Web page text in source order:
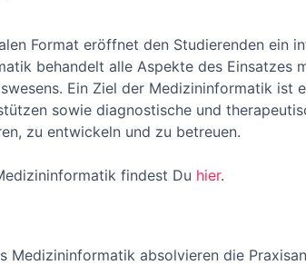
Format eröffnet den Studierenden ein
behandelt alle Aspekte des Einsatzes
Ein Ziel der Medizininformatik ist
sowie diagnostische und
zu entwickeln und zu betreuen.
findest Du hier.
Medizininformatik absolvieren die